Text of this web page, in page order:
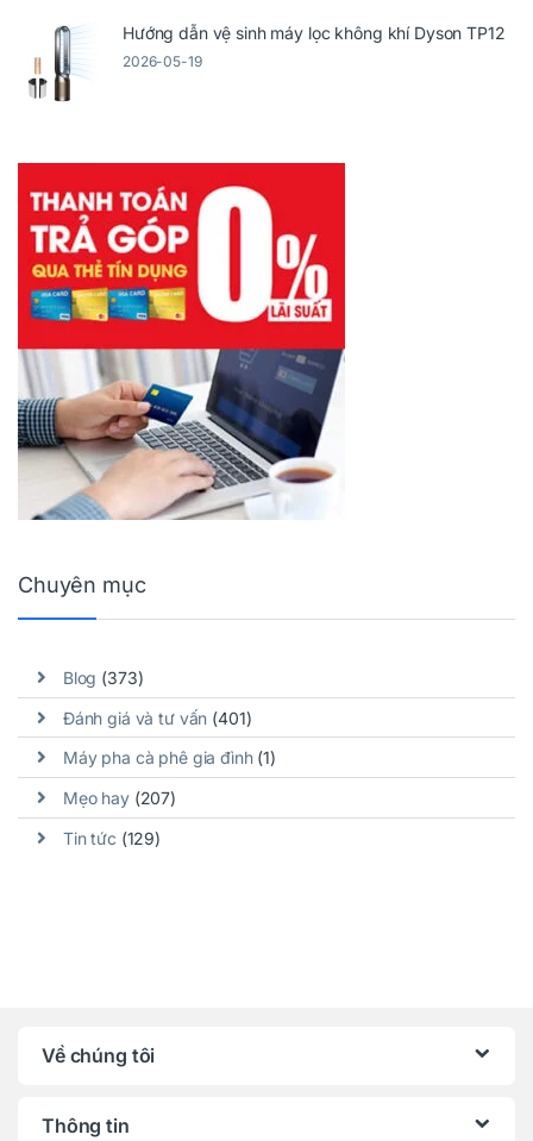
Hướng dẫn vệ sinh máy lọc không khí Dyson TP12
2026-05-19
Chuyên mục
Blog (373)
Đánh giá và tư vấn (401)
Máy pha cà phê gia đình(1)
Mẹo hay(207)
Tin tức (129)
Về chúng tôi
Thông tin